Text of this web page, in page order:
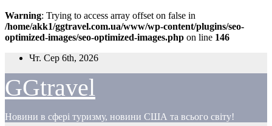
Warning: Trying to access array offset on false in
/home/akk1/ggtravel.com.ua/www/wp-content/plugins/seo-
optimized-images/seo-optimized-images.php on line 146
Перейти
вмісту
Чт. Сер 6th, 2026
GGtravel
Новини в сфері туризму, новини США та всього світу!